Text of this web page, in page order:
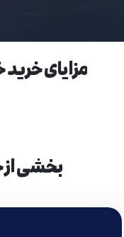
مزایای خرید
بخشی از